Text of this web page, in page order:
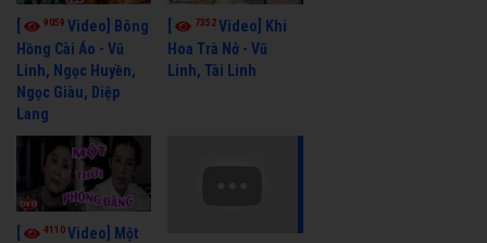
9059 Video] Bông
Hồng Cài Áo - Vũ
Linh, Ngọc Huyền,
Ngọc Giàu, Diệp
Lang
7352Video] Khi
Hoa Trà Nở - Vũ
Linh, Tài Linh
4110Video] Một